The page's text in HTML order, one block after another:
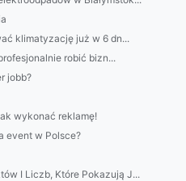
klimatyzację już w 6 dn...
robić bizn...
jobb?
wykonać reklamę!
event w Polsce?
I Liczb, Które Pokazują J...